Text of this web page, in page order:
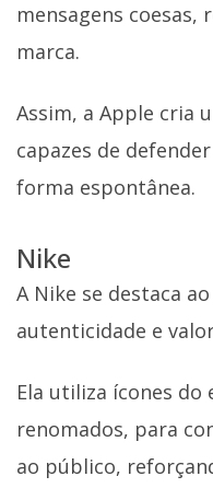
mensagens coesas,
marca.
Assim, a Apple cria
capazes de
forma espontânea.
Nike
A Nike se destaca ao
autenticidade e
Ela utiliza ícones
renomados, para
ao público,